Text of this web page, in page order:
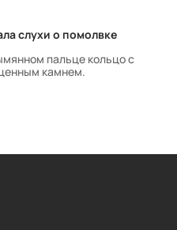
слухи о помолвке
пальце кольцо с
камнем.